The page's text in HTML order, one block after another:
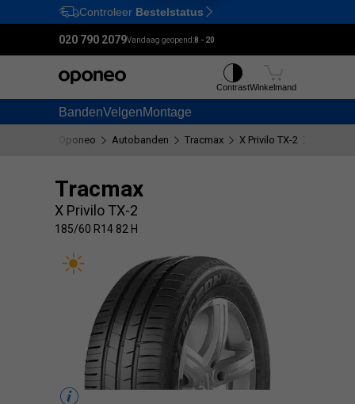
Ctrl M
Controleer Bestelstatus
020 790 2079Vandaag geopend:8 - 20
BandenVelgenMontage
ContrastWinkelmand
Oponeo Autobanden Tracmax X Privilo TX-2
Tracmax
X Privilo TX-2
185/60 R14 82 H